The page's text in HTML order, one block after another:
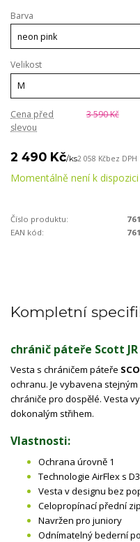
Barva
Velikost
Cena před
slevou
3 590 Kč
2 490 Kč/ks2 058 Kčbez DPH
Momentálně není k dispozici
Číslo produktu:
EAN kód:
Kompletní
chránič páteře Scott
Vesta s chráničem páteře
ochranu. Je vybavena
chrániče pro dospělé. Vesta
dokonalým střihem.
Vlastnosti:
Ochrana úrovně 1
Technologie AirFlex s
Vesta v designu bez
Celopropínací přední zip
Navržen pro juniory
Odnímatelný bederní